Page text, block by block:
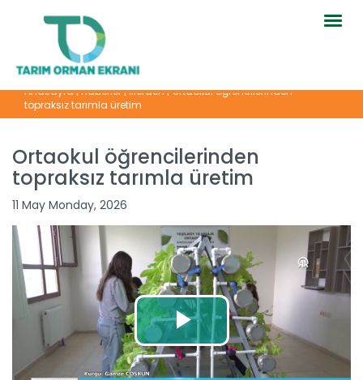
Anasayfa|Haberler|İllerden|Ortaokul öğrencilerinden
topraksız tarımla üretim
Ortaokul öğrencilerinden
topraksız tarımla üretim
11 May Monday, 2026